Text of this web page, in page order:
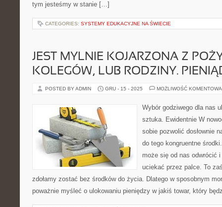
tym jesteśmy w stanie […]
CATEGORIES: SYSTEMY EDUKACYJNE NA ŚWIECIE
JEST MYLNIE KOJARZONA Z
KOLEGÓW, LUB RODZINY.
POSTED BY ADMIN GRU - 15 - 2025 MOŻLIWOŚĆ
Wybór godziwego dla nas
sztuka. Ewidentnie W
sobie pozwolić dosłownie
do tego kongruentne
może się od nas odwrócić
uciekać przez palce. To
zdołamy zostać bez środków do życia. Dlatego w sposobnym
poważnie myśleć o ulokowaniu pieniędzy w jakiś towar, który